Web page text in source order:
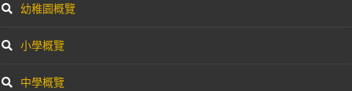
幼稚園概覽
小學概覽
中學概覽